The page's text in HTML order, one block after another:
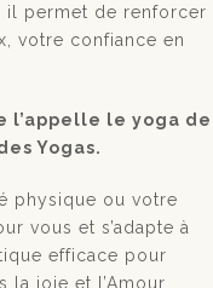
il permet de renforcer
votre confiance en
l’appelle le yoga de
Yogas.
physique ou votre
vous et s’adapte à
efficace pour
joie et l’Amour.